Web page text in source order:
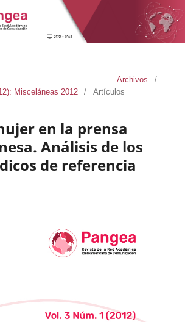
Archivos
/
Misceláneas 2012
/ Artículos
en la prensa
Análisis de los
de referencia